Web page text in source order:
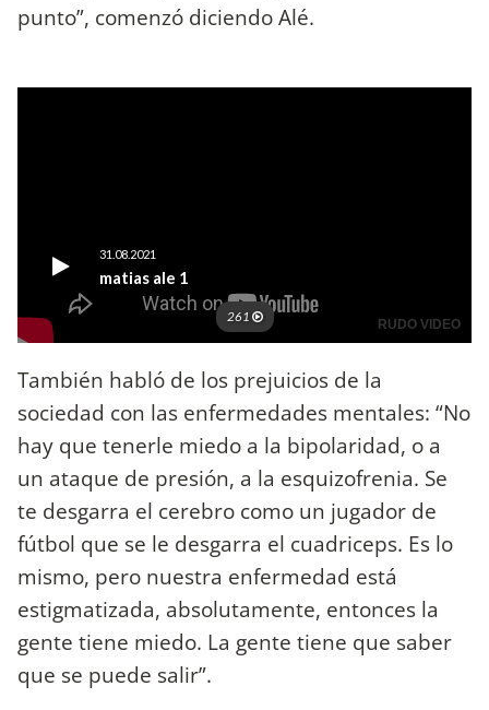
punto”, comenzó diciendo Alé.
También habló de los prejuicios de la
sociedad con las enfermedades mentales: “No
hay que tenerle miedo a la bipolaridad, o a
un ataque de presión, a la esquizofrenia. Se
te desgarra el cerebro como un jugador de
fútbol que se le desgarra el cuadriceps. Es lo
mismo, pero nuestra enfermedad está
estigmatizada, absolutamente, entonces la
gente tiene miedo. La gente tiene que saber
que se puede salir”.